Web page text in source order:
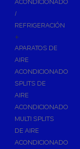
Asientos y
Lavabos
Urinarios
Bidés
Vertederos
Sanitarios
Placas de
ACONDICIONADO
/
REFRIGERACIÓN
+
APARATOS DE
AIRE
ACONDICIONADO
SPLITS DE
AIRE
ACONDICIONADO
MULTI SPLITS
DE AIRE
ACONDICIONADO